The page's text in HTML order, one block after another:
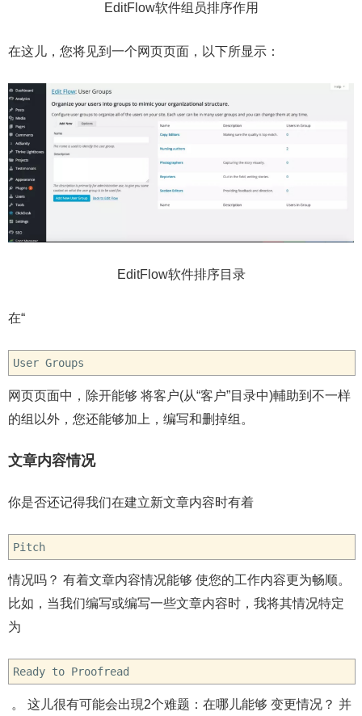
EditFlow软件组员排序作用
在这儿，您将见到一个网页页面，以下所显示：
EditFlow软件排序目录
在“
User Groups
网页页面中，除开能够 将客户(从“客户”目录中)輔助到不一样
的组以外，您还能够加上，编写和删掉组。
文章内容情况
你是否还记得我们在建立新文章内容时有着
Pitch
情况吗？ 有着文章内容情况能够 使您的工作内容更为畅顺。
比如，当我们编写或编写一些文章内容时，我将其情况特定
为
Ready to Proofread
。 这儿很有可能会出現2个难题：在哪儿能够 变更情况？ 并